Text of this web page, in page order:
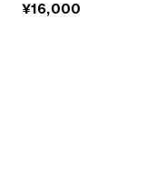
¥16,000